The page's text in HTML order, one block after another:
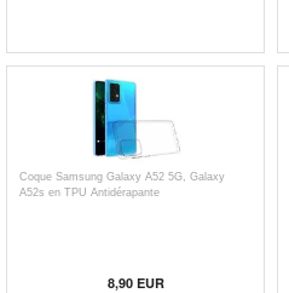
Coque Samsung Galaxy A52 5G, Galaxy
A52s en TPU Antidérapante
8,90EUR